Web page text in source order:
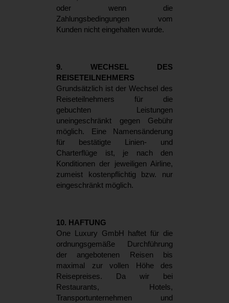
oder wenn die
Zahlungsbedingungen vom
Kunden nicht eingehalten wurde.
9. WECHSEL DES
REISETEILNEHMERS
Grundsätzlich ist der Wechsel des
Reiseteilnehmers für die
gebuchten Leistungen
uneingeschränkt gegen Gebühr
möglich. Eine Namensänderung
für bestätigte Linien- und
Charterflüge ist, je nach den
Konditionen der jeweiligen Airline,
zumeist kostenpflichtig bzw. nur
eingeschränkt möglich.
10. HAFTUNG
One Luxury GmbH haftet für die
ordnungsgemäße Durchführung
der angebotenen Reisen bis
maximal zur vollen Höhe des
Reisepreises. Da wir bei
Restaurants, Hotels,
Transportunternehmen und